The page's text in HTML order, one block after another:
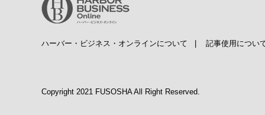
ハーバー・ビジネス・オンラインについて 記事使用につい
Copyright 2021 FUSOSHA All Right Reserved.